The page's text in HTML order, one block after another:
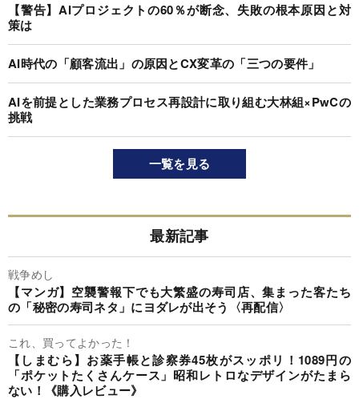
【警告】AIプロジェクトの60％が断念、失敗の根本原因と対
策は
AI時代の「顧客流出」の原因とCX変革の「三つの要件」
AIを前提とした業務プロセス再設計に取り組む大林組×PwCの
挑戦
一覧を見る
最新記事
戦争めし
【マンガ】空襲警報下でも大繁盛の寿司店、集まった客たち
の「秘密の寿司ネタ」にヨダレが出そう〈再配信〉
これ、買ってよかった！
【しまむら】お薬手帳と診察券45枚がスッポリ！1089円の
「ポケットたくさんケース」昭和レトロなデザインがたまら
ない！《購入レビュー》